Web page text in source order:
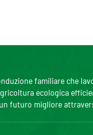
familiare che
ecologica
futuro migliore